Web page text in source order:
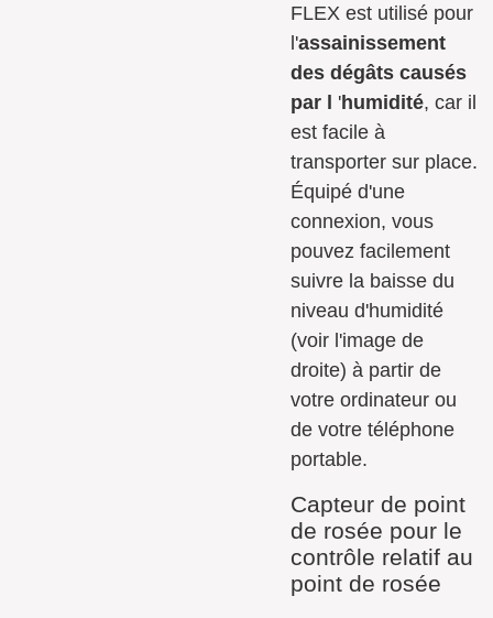
FLEX est utilisé pour
l'assainissement
des dégâts causés
par l 'humidité, car il
est facile à
transporter sur place.
Équipé d'une
connexion, vous
pouvez facilement
suivre la baisse du
niveau d'humidité
(voir l'image de
droite) à partir de
votre ordinateur ou
de votre téléphone
portable.
Capteur de point
de rosée pour le
contrôle relatif au
point de rosée